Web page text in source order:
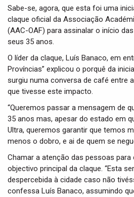
Sabe-se, agora, que esta foi uma
claque oficial da Associação
(AAC-OAF) para assinalar o início
seus 35 anos.
O líder da claque, Luís Banaco, em
Províncias” explicou o porquê da
surgiu numa conversa de café entre
que tivesse este impacto.
“Queremos passar a mensagem de
35 anos mas, apesar do estado em
Ultra, queremos garantir que temos
menos o dobro, e ai de quem se
Chamar a atenção das pessoas para
objectivo principal da claque. “Esta
despercebida à cidade caso não
confessa Luís Banaco, assumindo